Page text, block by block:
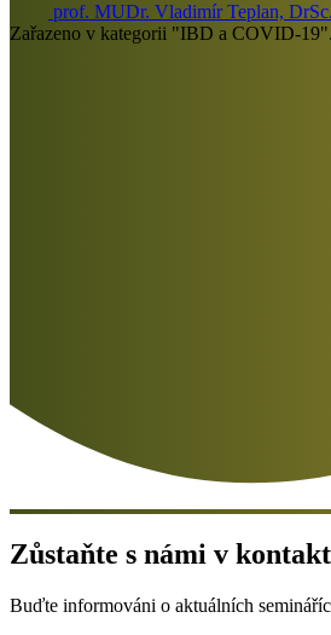
prof. MUDr. Vladimír Teplan, DrSc.
Zařazeno v kategorii "IBD a COVID-
Zůstaňte s námi v
Buďte informováni o aktuálních